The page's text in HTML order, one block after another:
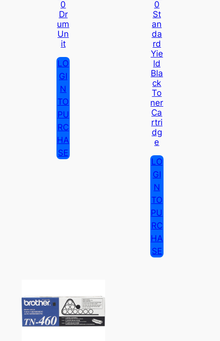
0
Dr
Um
Un
It
LO
GI
N
TO
PU
RC
HA
SE
0
St
An
Da
Rd
Yie
Ld
Bla
Ck
To
Ner
Ca
Rtri
Dg
E
LO
GI
N
TO
PU
RC
HA
SE